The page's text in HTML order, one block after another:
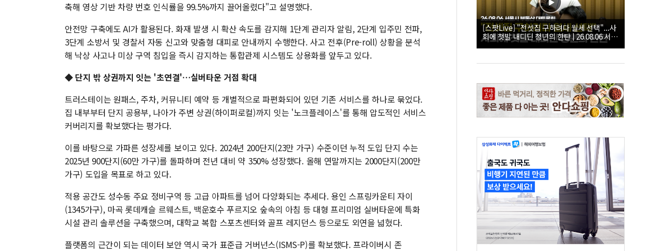
축해 영상 기반 차량 번호 인식률을 99.5%까지 끌어올렸다"고 설명했다.
안전망 구축에도 AI가 활용된다. 화재 발생 시 확산 속도를 감지해 1단계 관리자 알림, 2단계 입주민 전파,
3단계 소방서 및 경찰서 자동 신고와 맞춤형 대피로 안내까지 수행한다. 사고 전후(Pre-roll) 상황을 분석
해 낙상 사고나 미상 구역 침입을 즉시 감지하는 통합관제 시스템도 상용화를 앞두고 있다.
◆ 단지 밖 상권까지 잇는 '초연결'…실버타운 거점 확대
트러스테이는 원패스, 주차, 커뮤니티 예약 등 개별적으로 파편화되어 있던 기존 서비스를 하나로 묶었다.
집 내부부터 단지 공용부, 나아가 주변 상권(하이퍼로컬)까지 잇는 '노크플레이스'를 통해 압도적인 서비스
커버리지를 확보했다는 평가다.
이를 바탕으로 가파른 성장세를 보이고 있다. 2024년 200단지(23만 가구) 수준이던 누적 도입 단지 수는
2025년 900단지(60만 가구)를 돌파하며 전년 대비 약 350% 성장했다. 올해 연말까지는 2000단지(200만
가구) 도입을 목표로 하고 있다.
적용 공간도 성수동 주요 정비구역 등 고급 아파트를 넘어 다양화되는 추세다. 용인 스프링카운티 자이
(1345가구), 마곡 롯데캐슬 르웨스트, 백운호수 푸르지오 숲속의 아침 등 대형 프리미엄 실버타운에 특화
시설 관리 솔루션을 구축했으며, 대학교 복합 스포츠센터와 골프 레지던스 등으로도 외연을 넓혔다.
플랫폼의 근간이 되는 데이터 보안 역시 국가 표준급 거버넌스(ISMS-P)를 확보했다. 프라이버시 존
[스팟Live] "전셋집 구하려다 월세 선택"...사
회에 첫발 내디딘 청년의 한탄 | 26.08.06 서울
시 부동산 대토론회